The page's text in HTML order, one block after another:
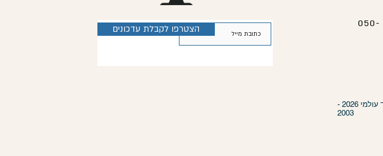
הצטרפו לקבלת עדכונים
050-
כל הזכויות שמורות לאתר חינוך עולמי 2026 -